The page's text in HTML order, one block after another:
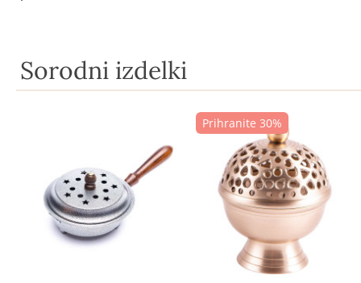
Sorodni izdelki
Prihranite 30%